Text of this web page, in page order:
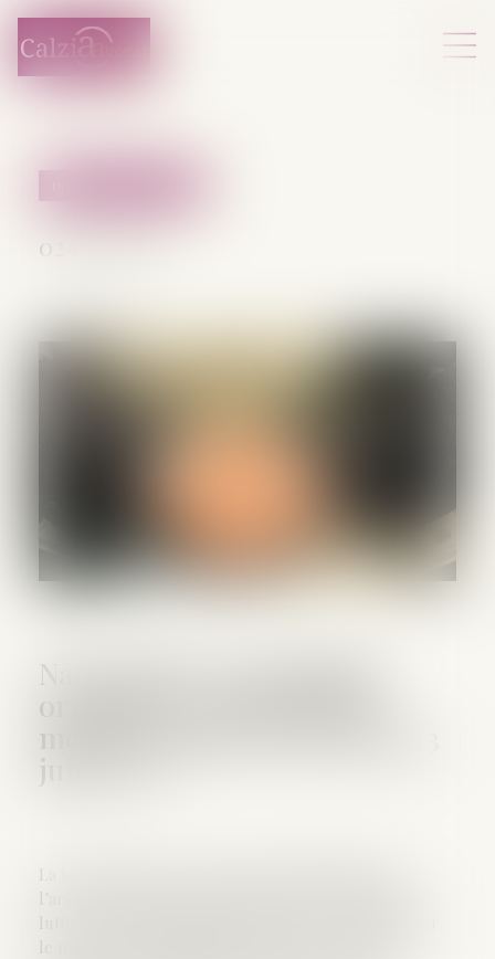
Narcotrafic et criminalité
organisée : retour sur les
mesures phares de la loi du 13
juin 2025
02/07/2025
La loi du 13 juin 2025 renforce considérablement